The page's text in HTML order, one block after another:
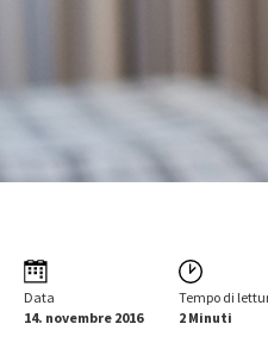
Data
14. novembre 2016
Tempo di
2 Minuti